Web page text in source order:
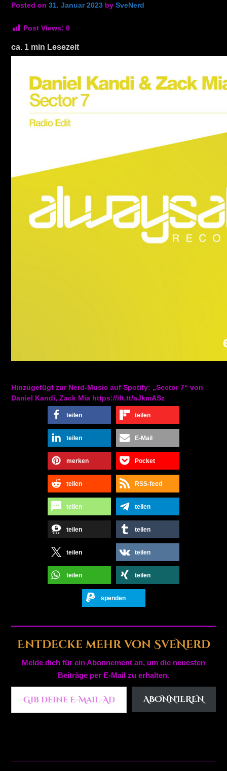
Posted on 31. Januar 2023 by SveNerd
Post Views: 0
ca. 1 min Lesezeit
Hinzugefügt zur Nerd-Music auf Spotify: „Sector 7“ von
Daniel Kandi, Zack Mia https://ift.tt/aJkmASz
teilen teilen
teilen E-Mail
merken Pocket
teilen RSS-feed
teilen teilen
teilen teilen
teilen teilen
teilen teilen
spenden
Entdecke mehr von SveNerd
Melde dich für ein Abonnement an, um die neuesten
Beiträge per E-Mail zu erhalten.
Gib deine E-Mail-Adresse ein ...
ABONNIEREN